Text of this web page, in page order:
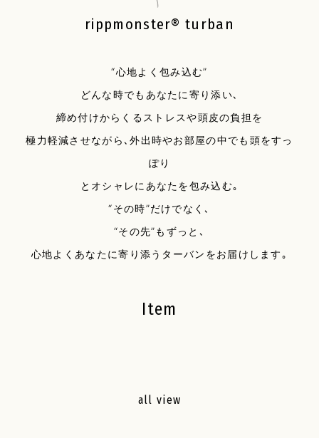
rippmonster® turban
“心地よく包み込む”
どんな時でもあなたに寄り添い､
締め付けからくるストレスや頭皮の負担を
極力軽減させながら､外出時やお部屋の中でも頭をすっ
ぽり
とオシャレにあなたを包み込む｡
“その時”だけでなく､
“その先”もずっと､
心地よくあなたに寄り添うターバンをお届けします｡
Item
all view